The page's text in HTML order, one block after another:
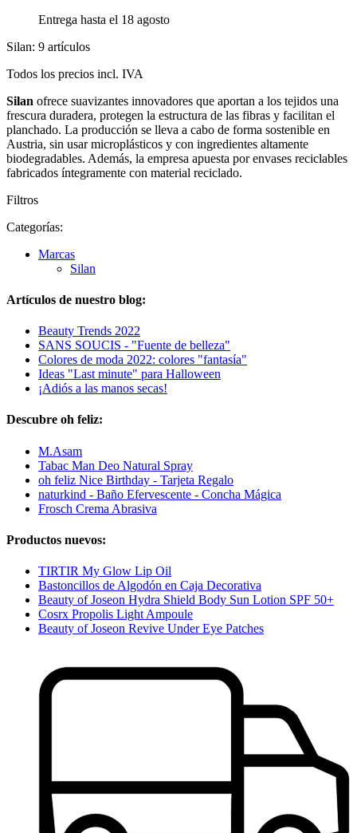
Entrega hasta el 18 agosto
Silan: 9 artículos
Todos los precios incl. IVA
Silan ofrece suavizantes innovadores que aportan a los tejidos una
frescura duradera, protegen la estructura de las fibras y facilitan el
planchado. La producción se lleva a cabo de forma sostenible en
Austria, sin usar microplásticos y con ingredientes altamente
biodegradables. Además, la empresa apuesta por envases reciclables
fabricados íntegramente con material reciclado.
Filtros
Categorías:
Marcas
Silan
Artículos de nuestro blog:
Beauty Trends 2022
SANS SOUCIS - "Fuente de belleza"
Colores de moda 2022: colores "fantasía"
Ideas "Last minute" para Halloween
¡Adiós a las manos secas!
Descubre oh feliz:
M.Asam
Tabac Man Deo Natural Spray
oh feliz Nice Birthday - Tarjeta Regalo
naturkind - Baño Efervescente - Concha Mágica
Frosch Crema Abrasiva
Productos nuevos:
TIRTIR My Glow Lip Oil
Bastoncillos de Algodón en Caja Decorativa
Beauty of Joseon Hydra Shield Body Sun Lotion SPF 50+
Cosrx Propolis Light Ampoule
Beauty of Joseon Revive Under Eye Patches